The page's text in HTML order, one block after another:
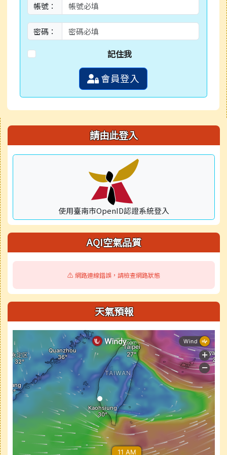
帳號：
密碼：
記住我
會員登入
右邊區域內容 請由此登入
使用臺南市OpenID認證系統登入
AQI空氣品質
⚠️ 網路連線錯誤，請檢查網路狀態
天氣預報